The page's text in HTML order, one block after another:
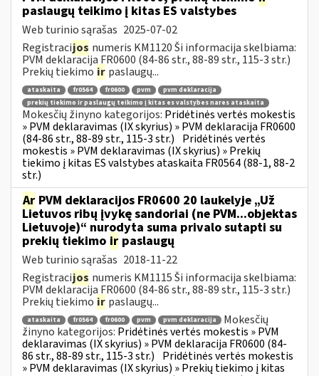
paslaugų teikimo į kitas ES valstybes
Web turinio sąrašas 2025-07-02
Registracijos numeris KM1120 Ši informacija skelbiama:
PVM deklaracija FR0600 (84-86 str., 88-89 str., 115-3 str.)
Prekių tiekimo ir paslaugų...
ataskaita fr0564 fr0600 pvm
pvm deklaracija
prekių tiekimo ir paslaugų teikimo į kitas es valstybes nares ataskaita
Mokesčių žinyno kategorijos: Pridėtinės vertės mokestis
» PVM deklaravimas (IX skyrius) » PVM deklaracija FR0600
(84-86 str., 88-89 str., 115-3 str.) Pridėtinės vertės
mokestis » PVM deklaravimas (IX skyrius) » Prekių
tiekimo į kitas ES valstybes ataskaita FR0564 (88-1, 88-2
str.)
Ar PVM deklaracijos FR0600 20 laukelyje „Už
Lietuvos ribų įvykę sandoriai (ne PVM...objektas
Lietuvoje)“ nurodyta suma privalo sutapti su
prekių tiekimo ir paslaugų
Web turinio sąrašas 2018-11-22
Registracijos numeris KM1115 Ši informacija skelbiama:
PVM deklaracija FR0600 (84-86 str., 88-89 str., 115-3 str.)
Prekių tiekimo ir paslaugų...
ataskaita fr0564 fr0600 pvm pvm deklaracija
Mokesčių
žinyno kategorijos: Pridėtinės vertės mokestis » PVM
deklaravimas (IX skyrius) » PVM deklaracija FR0600 (84-
86 str., 88-89 str., 115-3 str.) Pridėtinės vertės mokestis
» PVM deklaravimas (IX skyrius) » Prekių tiekimo į kitas